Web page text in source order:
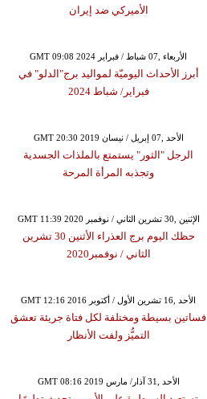
الأميركي ضد إيران
GMT 09:08 2024 الأربعاء ,07 شباط / فبراير
أبرز الأحداث اليوميّة لمواليد برج"الدلو" في
فبراير/ شباط 2024
GMT 20:30 2019 الأحد ,07 إبريل / نيسان
الرجل "الثور" يستمتع بالملذات الجسدية
وتجذبه المرأة المرحة
GMT 11:39 2020 الإثنين ,30 تشرين الثاني / نوفمبر
حظك اليوم برج العذراء الأثنين 30 تشرين
الثاني / نوفمبر2020
GMT 12:16 2016 الأحد ,16 تشرين الأول / أكتوبر
فساتين بسيطة ومختلفة لكل فتاة جريئة تعشق
التميُّز ولفت الأنظار
GMT 08:16 2019 الأحد ,31 آذار/ مارس